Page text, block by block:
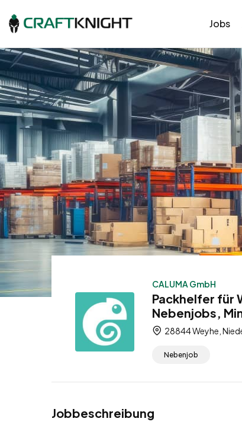
Jobs
CALUMA GmbH
Packhelfer für
Nebenjobs,
28844 Weyhe,
Nebenjob
Jobbeschreibung